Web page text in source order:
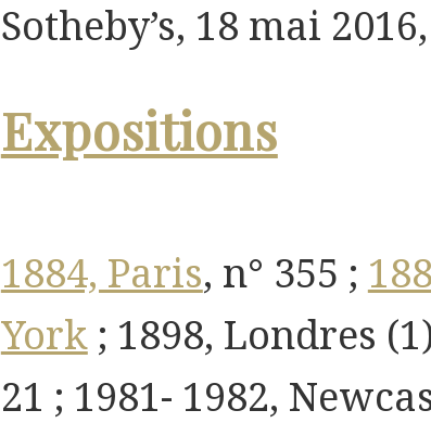
Sotheby’s, 18 mai
Expositions
1884, Paris, n° 355 ;
York; 1898, Londres
21 ; 1981- 1982,